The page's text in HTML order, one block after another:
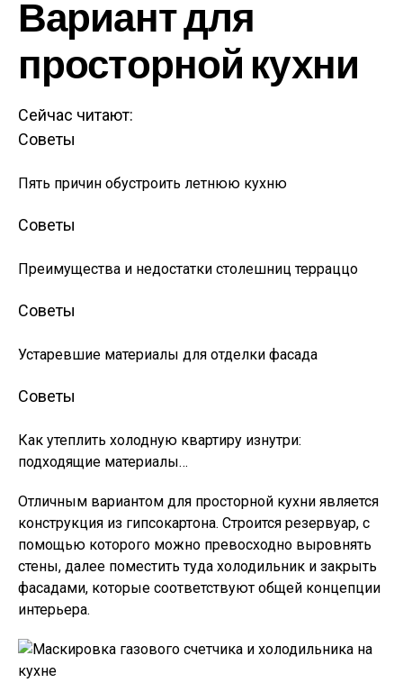
Вариант для
просторной кухни
Сейчас читают:
Советы
Пять причин обустроить летнюю кухню
Советы
Преимущества и недостатки столешниц терраццо
Советы
Устаревшие материалы для отделки фасада
Советы
Как утеплить холодную квартиру изнутри:
подходящие материалы…
Отличным вариантом для просторной кухни является
конструкция из гипсокартона. Строится резервуар, с
помощью которого можно превосходно выровнять
стены, далее поместить туда холодильник и закрыть
фасадами, которые соответствуют общей концепции
интерьера.